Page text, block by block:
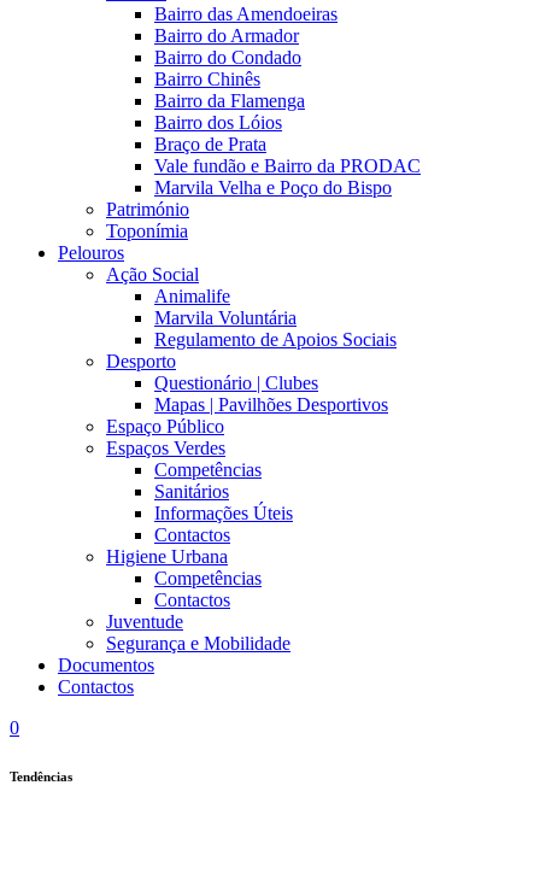
Bairro das Amendoeiras
Bairro do Armador
Bairro do Condado
Bairro Chinês
Bairro da Flamenga
Bairro dos Lóios
Braço de Prata
Vale fundão e Bairro da PRODAC
Marvila Velha e Poço do Bispo
Património
Toponímia
Pelouros
Ação Social
Animalife
Marvila Voluntária
Regulamento de Apoios Sociais
Desporto
Questionário | Clubes
Mapas | Pavilhões Desportivos
Espaço Público
Espaços Verdes
Competências
Sanitários
Informações Úteis
Contactos
Higiene Urbana
Competências
Contactos
Juventude
Segurança e Mobilidade
Documentos
Contactos
0
Tendências